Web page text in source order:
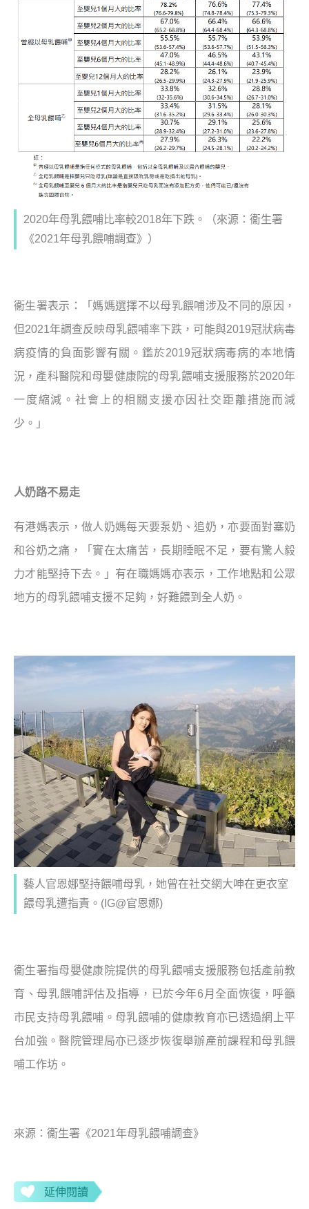
2020年母乳餵哺比率較2018年下跌。（來源：衞生署
《2021年母乳餵哺調查》）
衞生署表示：「媽媽選擇不以母乳餵哺涉及不同的原因，
但2021年調查反映母乳餵哺率下跌，可能與2019冠狀病毒
病疫情的負面影響有關。鑑於2019冠狀病毒病的本地情
況，產科醫院和母嬰健康院的母乳餵哺支援服務於2020年
一度縮減。社會上的相關支援亦因社交距離措施而減
少。」
人奶路不易走
有港媽表示，做人奶媽每天要泵奶、追奶，亦要面對塞奶
和谷奶之痛，「實在太痛苦，長期睡眠不足，要有驚人毅
力才能堅持下去。」有在職媽媽亦表示，工作地點和公眾
地方的母乳餵哺支援不足夠，好難餵到全人奶。
藝人官恩娜堅持餵哺母乳，她曾在社交網大呻在更衣室
餵母乳遭指責。(IG@官恩娜)
衞生署指母嬰健康院提供的母乳餵哺支援服務包括產前教
育、母乳餵哺評估及指導，已於今年6月全面恢復，呼籲
市民支持母乳餵哺。母乳餵哺的健康教育亦已透過網上平
台加強。醫院管理局亦已逐步恢復舉辦產前課程和母乳餵
哺工作坊。
來源：衞生署《2021年母乳餵哺調查》
延伸閱讀